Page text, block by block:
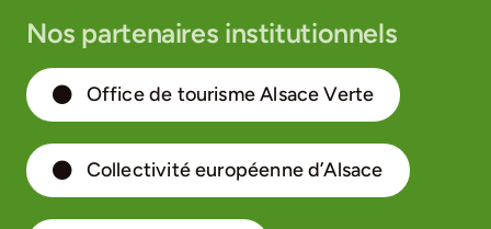
Nos partenaires institutionnels
Office de tourisme Alsace Verte
Collectivité européenne d’Alsace